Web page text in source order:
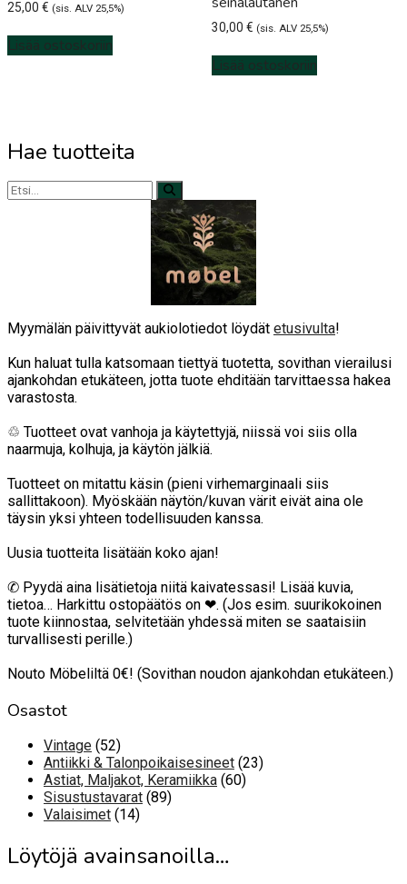
25,00 € (sis. ALV 25,5%)
Lisää ostoskoriin
30,00 € (sis. ALV 25,5%)
Lisää ostoskoriin
Hae tuotteita
Myymälän päivittyvät aukiolotiedot löydät etusivulta!
Kun haluat tulla katsomaan tiettyä tuotetta, sovithan vierailusi
ajankohdan etukäteen, jotta tuote ehditään tarvittaessa hakea
varastosta.
♲ Tuotteet ovat vanhoja ja käytettyjä, niissä voi siis olla
naarmuja, kolhuja, ja käytön jälkiä.
Tuotteet on mitattu käsin (pieni virhemarginaali siis
sallittakoon). Myöskään näytön/kuvan värit eivät aina ole
täysin yksi yhteen todellisuuden kanssa.
Uusia tuotteita lisätään koko ajan!
✆ Pyydä aina lisätietoja niitä kaivatessasi! Lisää kuvia,
tietoa… Harkittu ostopäätös on ❤. (Jos esim. suurikokoinen
tuote kiinnostaa, selvitetään yhdessä miten se saataisiin
turvallisesti perille.)
Nouto Möbeliltä 0€! (Sovithan noudon ajankohdan etukäteen.)
Osastot
Vintage 5252
tuotetta
Antiikki & Talonpoikaisesineet 2323
Astiat, Maljakot, Keramiikka 6060
Sisustustavarat 8989
Valaisimet 1414
Löytöjä avainsanoilla…